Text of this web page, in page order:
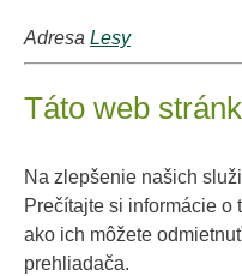
Adresa Lesy
Táto web
Na zlepšenie našich
Prečítajte si informácie o
ako ich môžete
prehliadača.